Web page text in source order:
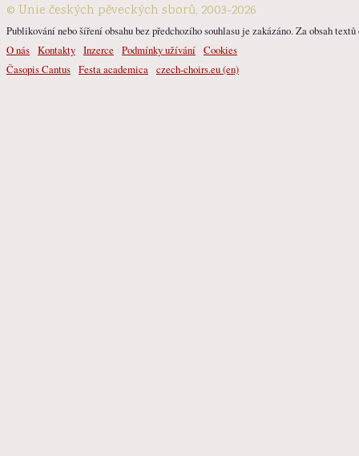
© Unie českých pěveckých sborů, 2003-2026
Publikování nebo šíření obsahu bez předchozího souhlasu je zakázáno. Za obsah
O nás Kontakty Inzerce Podmínky užívání Cookies
Časopis Cantus Festa academica czech-choirs.eu (en)